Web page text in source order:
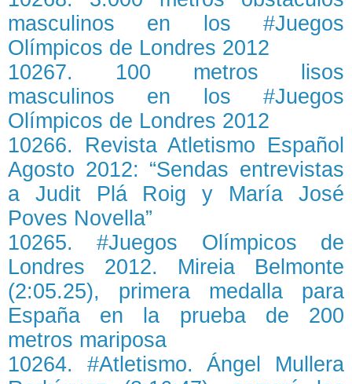
masculinos en los #Juegos
Olímpicos de Londres 2012
10267. 100 metros lisos
masculinos en los #Juegos
Olímpicos de Londres 2012
10266. Revista Atletismo Español
Agosto 2012: “Sendas entrevistas
a Judit Plá Roig y María José
Poves Novella”
10265. #Juegos Olímpicos de
Londres 2012. Mireia Belmonte
(2:05.25), primera medalla para
España en la prueba de 200
metros mariposa
10264. #Atletismo. Ángel Mullera